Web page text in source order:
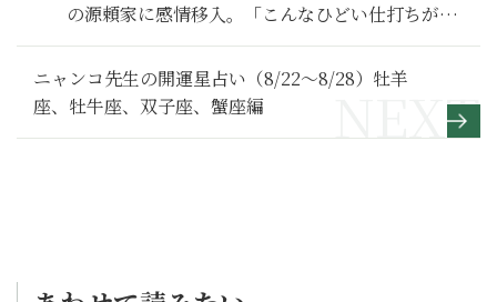
の源頼家に感情移入。「こんなひどい仕打ちがあ
るか！」【鎌倉殿の13人 満喫リポート】32
ニャンコ先生の開運星占い（8/22～8/28）牡羊
座、牡牛座、双子座、蟹座編